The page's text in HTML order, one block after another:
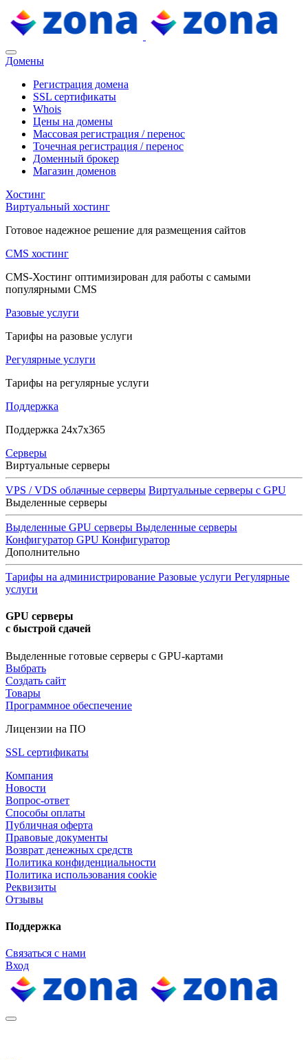
Домены
Регистрация домена
SSL сертификаты
Whois
Цены на домены
Массовая регистрация / перенос
Точечная регистрация / перенос
Доменный брокер
Магазин доменов
Хостинг
Виртуальный хостинг
Готовое надежное решение для размещения сайтов
CMS хостинг
CMS-Хостинг оптимизирован для работы с самыми
популярными CMS
Разовые услуги
Тарифы на разовые услуги
Регулярные услуги
Тарифы на регулярные услуги
Поддержка
Поддержка 24x7x365
Серверы
Виртуальные серверы
VPS / VDS облачные серверы Виртуальные серверы с GPU
Выделенные серверы
Выделенные GPU серверы Выделенные серверы
Конфигуратор GPU Конфигуратор
Дополнительно
Тарифы на администрирование Разовые услуги Регулярные
услуги
GPU серверы
с быстрой сдачей
Выделенные готовые серверы с GPU-картами
Выбрать
Создать сайт
Товары
Программное обеспечение
Лицензии на ПО
SSL сертификаты
Компания
Новости
Вопрос-ответ
Способы оплаты
Публичная оферта
Правовые документы
Возврат денежных средств
Политика конфиденциальности
Политика использования cookie
Реквизиты
Отзывы
Поддержка
Связаться с нами
Вход